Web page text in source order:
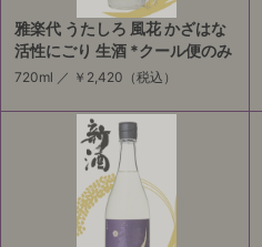
雅楽代 うたしろ 風花 かざはな
活性にごり 生酒 *クール便のみ
720ml ／ ￥2,420 （税込）